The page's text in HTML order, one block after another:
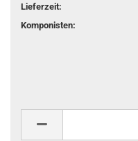
Lieferzeit:
Komponisten: